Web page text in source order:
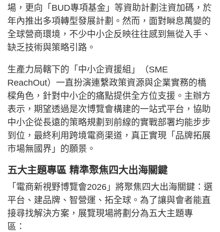
場，更向「BUD專項基金」等資助計劃注資加碼，於
年內推出多項轉型發展計劃。然而，面對瞬息萬變的
全球營商環境，不少中小企反映往往感到無從入手、
缺乏技術與策略引路。
生產力局轄下的「中小企資援組」（SME
ReachOut）一直扮演連繫政策資源與企業實務的橋
樑角色，針對中小企的痛點提供全方位支援。主辦方
表示，期望透過是次博覽會構建的一站式平台，協助
中小企從長遠的策略規劃到前線的實戰部署均能步步
到位，最終利用跨境電商渠道，真正實現「品牌拓展
市場無國界」的願景。
五大主題專區 精準聚焦四大出海關鍵
「電商新視野博覽會2026」將聚焦四大出海關鍵：選
平台、建品牌、智營運、拓全球。為了讓與會者能直
接尋找解決方案，展覽現場將劃分為五大主題專
區：